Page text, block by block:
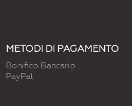
METODI DI PAGAMENTO
Bonifico Bancario
PayPal